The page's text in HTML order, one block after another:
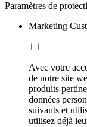
Paramètres de
Marketing
Avec votre
de notre site
produits
données
suivants et
utilisez déjà